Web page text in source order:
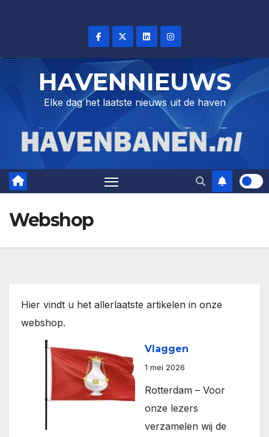
HAVENNIEUWS
Elke dag het laatste nieuws uit de haven
Webshop
Hier vindt u het allerlaatste artikelen in onze
webshop.
Vlaggen
1 mei 2026
Rotterdam – Voor
onze lezers
verzamelen wij de